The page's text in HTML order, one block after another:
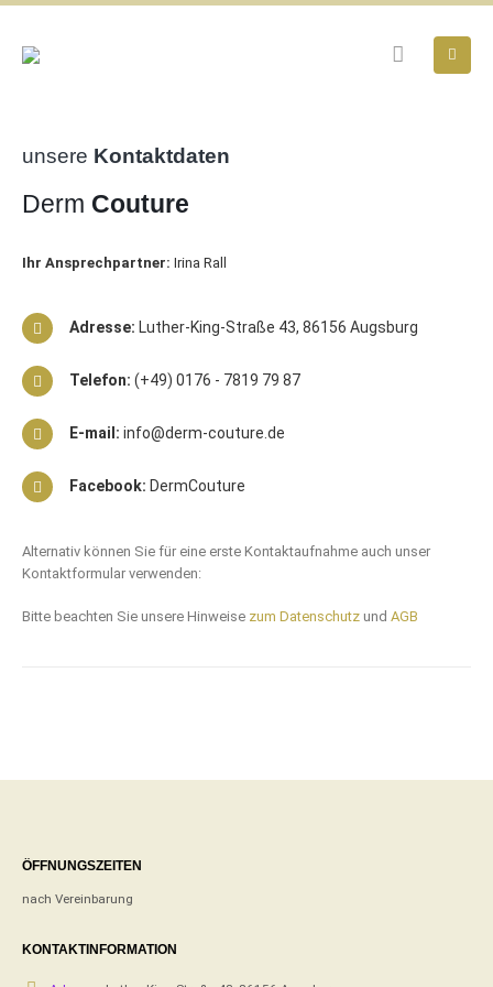
unsere Kontaktdaten
Derm Couture
Ihr Ansprechpartner: Irina Rall
Adresse: Luther-King-Straße 43, 86156 Augsburg
Telefon: (+49) 0176 - 7819 79 87
E-mail: info@derm-couture.de
Facebook: DermCouture
Alternativ können Sie für eine erste Kontaktaufnahme auch unser
Kontaktformular verwenden:
Bitte beachten Sie unsere Hinweise zum Datenschutz und AGB
ÖFFNUNGSZEITEN
nach Vereinbarung
KONTAKTINFORMATION